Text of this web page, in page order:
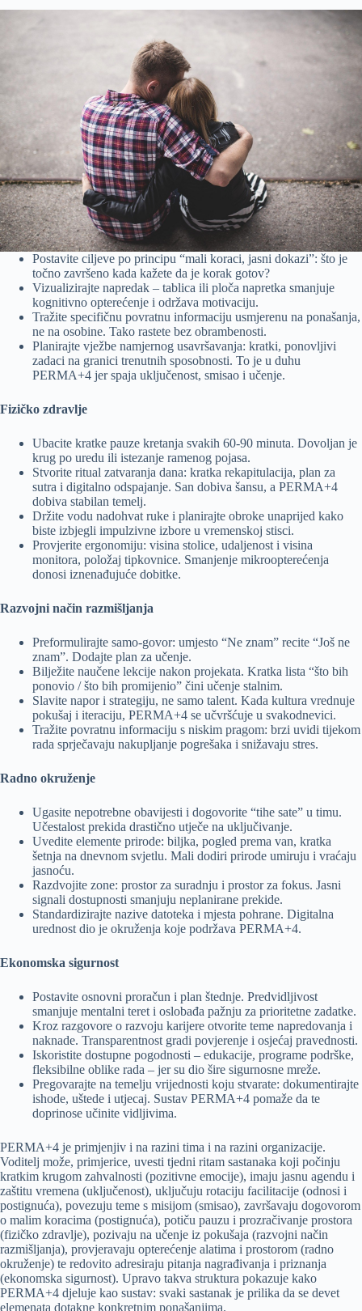
Postavite ciljeve po principu “mali koraci, jasni dokazi”: što je
točno završeno kada kažete da je korak gotov?
Vizualizirajte napredak – tablica ili ploča napretka smanjuje
kognitivno opterećenje i održava motivaciju.
Tražite specifičnu povratnu informaciju usmjerenu na ponašanja,
ne na osobine. Tako rastete bez obrambenosti.
Planirajte vježbe namjernog usavršavanja: kratki, ponovljivi
zadaci na granici trenutnih sposobnosti. To je u duhu
PERMA+4 jer spaja uključenost, smisao i učenje.
Fizičko zdravlje
Ubacite kratke pauze kretanja svakih 60-90 minuta. Dovoljan je
krug po uredu ili istezanje ramenog pojasa.
Stvorite ritual zatvaranja dana: kratka rekapitulacija, plan za
sutra i digitalno odspajanje. San dobiva šansu, a PERMA+4
dobiva stabilan temelj.
Držite vodu nadohvat ruke i planirajte obroke unaprijed kako
biste izbjegli impulzivne izbore u vremenskoj stisci.
Provjerite ergonomiju: visina stolice, udaljenost i visina
monitora, položaj tipkovnice. Smanjenje mikroopterećenja
donosi iznenađujuće dobitke.
Razvojni način razmišljanja
Preformulirajte samo-govor: umjesto “Ne znam” recite “Još ne
znam”. Dodajte plan za učenje.
Bilježite naučene lekcije nakon projekata. Kratka lista “što bih
ponovio / što bih promijenio” čini učenje stalnim.
Slavite napor i strategiju, ne samo talent. Kada kultura vrednuje
pokušaj i iteraciju, PERMA+4 se učvršćuje u svakodnevici.
Tražite povratnu informaciju s niskim pragom: brzi uvidi tijekom
rada sprječavaju nakupljanje pogrešaka i snižavaju stres.
Radno okruženje
Ugasite nepotrebne obavijesti i dogovorite “tihe sate” u timu.
Učestalost prekida drastično utječe na uključivanje.
Uvedite elemente prirode: biljka, pogled prema van, kratka
šetnja na dnevnom svjetlu. Mali dodiri prirode umiruju i vraćaju
jasnoću.
Razdvojite zone: prostor za suradnju i prostor za fokus. Jasni
signali dostupnosti smanjuju neplanirane prekide.
Standardizirajte nazive datoteka i mjesta pohrane. Digitalna
urednost dio je okruženja koje podržava PERMA+4.
Ekonomska sigurnost
Postavite osnovni proračun i plan štednje. Predvidljivost
smanjuje mentalni teret i oslobađa pažnju za prioritetne zadatke.
Kroz razgovore o razvoju karijere otvorite teme napredovanja i
naknade. Transparentnost gradi povjerenje i osjećaj pravednosti.
Iskoristite dostupne pogodnosti – edukacije, programe podrške,
fleksibilne oblike rada – jer su dio šire sigurnosne mreže.
Pregovarajte na temelju vrijednosti koju stvarate: dokumentirajte
ishode, uštede i utjecaj. Sustav PERMA+4 pomaže da te
doprinose učinite vidljivima.
PERMA+4 je primjenjiv i na razini tima i na razini organizacije.
Voditelj može, primjerice, uvesti tjedni ritam sastanaka koji počinju
kratkim krugom zahvalnosti (pozitivne emocije), imaju jasnu agendu i
zaštitu vremena (uključenost), uključuju rotaciju facilitacije (odnosi i
postignuća), povezuju teme s misijom (smisao), završavaju dogovorom
o malim koracima (postignuća), potiču pauzu i prozračivanje prostora
(fizičko zdravlje), pozivaju na učenje iz pokušaja (razvojni način
razmišljanja), provjeravaju opterećenje alatima i prostorom (radno
okruženje) te redovito adresiraju pitanja nagrađivanja i priznanja
(ekonomska sigurnost). Upravo takva struktura pokazuje kako
PERMA+4 djeluje kao sustav: svaki sastanak je prilika da se devet
elemenata dotakne konkretnim ponašanjima.